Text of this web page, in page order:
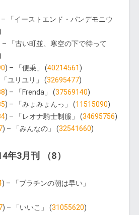
– 「イーストエンド・パンデモニウ
)
– 「古い町並、寒空の下で待って
)
) – 「便乗」 (40214561 )
ユリユリ」 (32695477)
) – 「Frenda」 (37569140)
) – 「みょみょんっ」 (11515090)
) – 「レオナ騎士制服」 (34695756)
) – 「みんなの」 (32541660)
年3月刊 （8）
) – 「ブラチンの朝は早い」
) – 「いいこ」 (31055620)